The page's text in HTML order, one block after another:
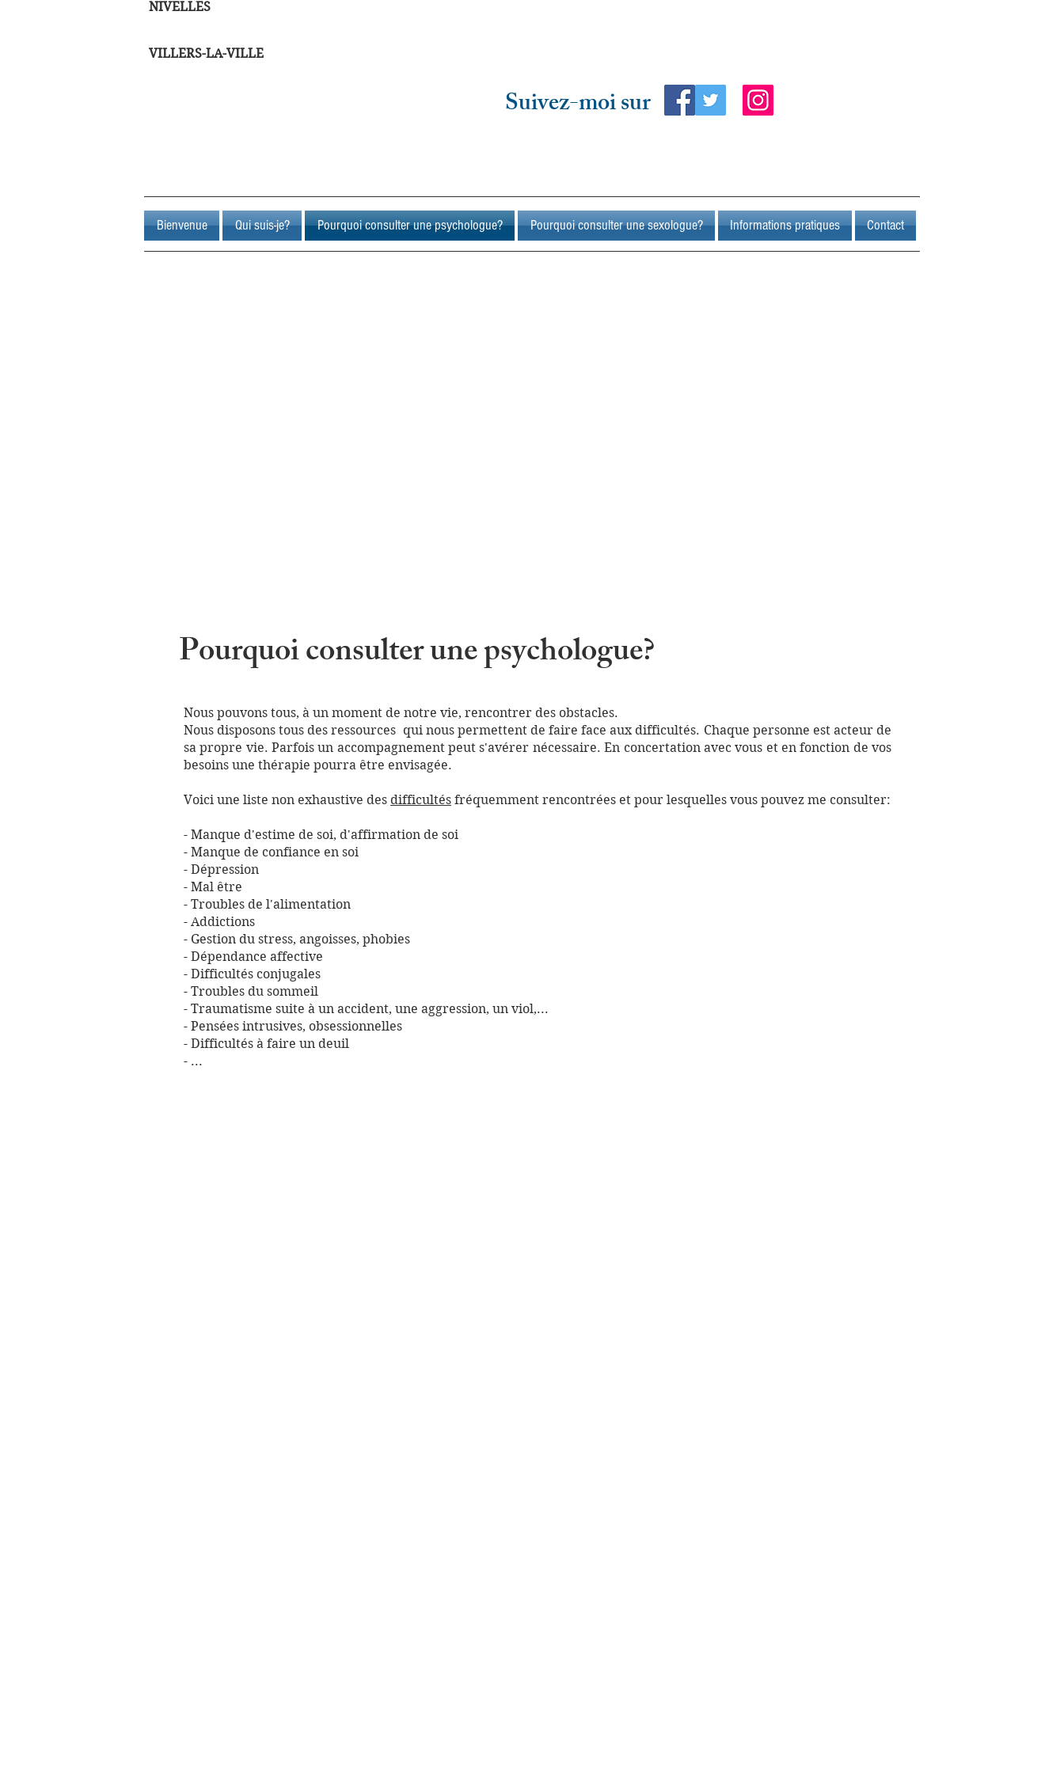
NIVELLES
VILLERS-LA-VILLE
Suivez-moi sur
Bienvenue Qui suis-je? Pourquoi consulter une psychologue? Pourquoi consulter une sexologue? Informations pratiques Contact
Pourquoi consulter une psychologue?
Nous pouvons tous, à un moment de notre vie, rencontrer des obstacles.
Nous disposons tous des ressources qui nous permettent de faire face aux difficultés. Chaque personne est acteur de
sa propre vie. Parfois un accompagnement peut s'avérer nécessaire. En concertation avec vous et en fonction de vos
besoins une thérapie pourra être envisagée.
Voici une liste non exhaustive des difficultés fréquemment rencontrées et pour lesquelles vous pouvez me consulter:
- Manque d'estime de soi, d'affirmation de soi
- Manque de confiance en soi
- Dépression
- Mal être
- Troubles de l'alimentation
- Addictions
- Gestion du stress, angoisses, phobies
- Dépendance affective
- Difficultés conjugales
- Troubles du sommeil
- Traumatisme suite à un accident, une aggression, un viol,...
- Pensées intrusives, obsessionnelles
- Difficultés à faire un deuil
- ...